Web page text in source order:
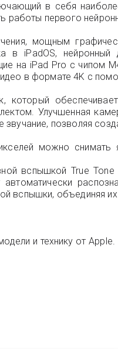
в себя
работы первого
мощным
в iPadOS,
на iPad Pro с чипом
в формате 4K с
Улучшенная
позволяя
можно снимать
вспышкой True
автоматически
вспышки, объединяя
и технику от